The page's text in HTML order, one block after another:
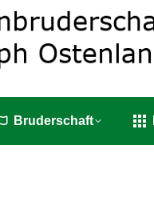
Bruderschaft
Home Termine